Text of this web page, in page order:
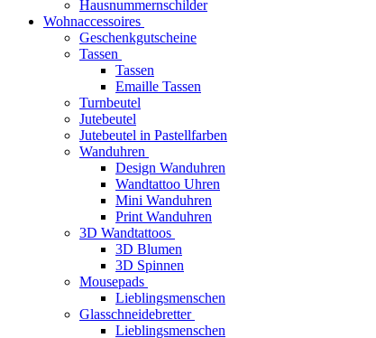
Hausnummernschilder
Wohnaccessoires
Geschenkgutscheine
Tassen
Tassen
Emaille Tassen
Turnbeutel
Jutebeutel
Jutebeutel in Pastellfarben
Wanduhren
Design Wanduhren
Wandtattoo Uhren
Mini Wanduhren
Print Wanduhren
3D Wandtattoos
3D Blumen
3D Spinnen
Mousepads
Lieblingsmenschen
Glasschneidebretter
Lieblingsmenschen